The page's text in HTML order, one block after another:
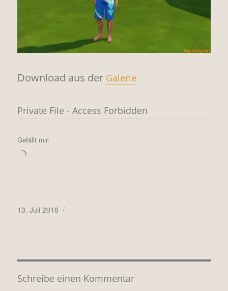
Download aus der Galerie
Private File - Access Forbidden
Gefällt mir:
Wird
Veröffentlicht
13. Juli 2018
Schreibe einen Kommentar